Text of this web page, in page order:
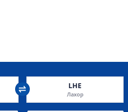
LHE
Лахор